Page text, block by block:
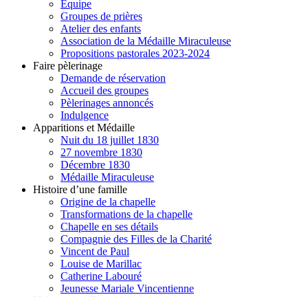
Equipe
Groupes de prières
Atelier des enfants
Association de la Médaille Miraculeuse
Propositions pastorales 2023-2024
Faire pèlerinage
Demande de réservation
Accueil des groupes
Pèlerinages annoncés
Indulgence
Apparitions et Médaille
Nuit du 18 juillet 1830
27 novembre 1830
Décembre 1830
Médaille Miraculeuse
Histoire d’une famille
Origine de la chapelle
Transformations de la chapelle
Chapelle en ses détails
Compagnie des Filles de la Charité
Vincent de Paul
Louise de Marillac
Catherine Labouré
Jeunesse Mariale Vincentienne